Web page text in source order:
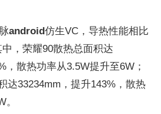
android仿生VC，导热性能相比
，荣耀90散热总面积达
，散热功率从3.5W提升至6W；
达33234mm，提升143%，散热